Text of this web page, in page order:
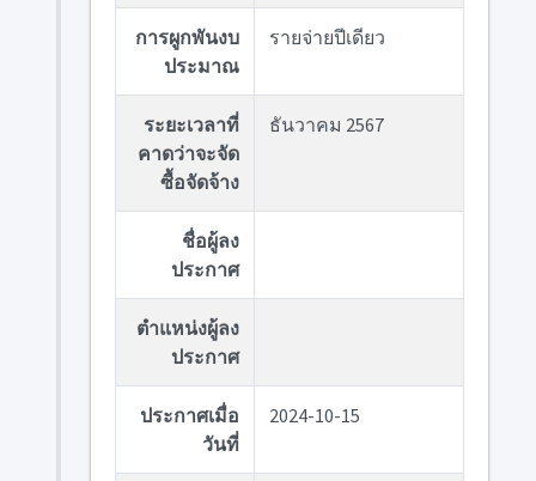
การผูกพันงบ
ประมาณ
รายจ่ายปีเดียว
ระยะเวลาที่
คาดว่าจะจัด
ซื้อจัดจ้าง
ธันวาคม 2567
ชื่อผู้ลง
ประกาศ
ตำแหน่งผู้ลง
ประกาศ
ประกาศเมื่อ
วันที่
2024-10-15